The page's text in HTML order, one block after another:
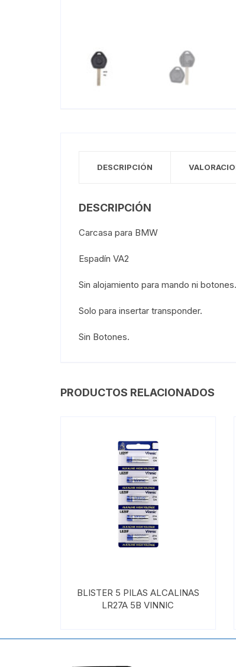
DESCRIPCIÓN
DESCRIPCIÓN
Carcasa para BMW
Espadín VA2
Sin alojamiento para mando ni botones.
Solo para insertar transponder.
Sin Botones.
PRODUCTOS RELACIONADOS
BLISTER 5 PILAS ALCALINAS
LR27A 5B VINNIC